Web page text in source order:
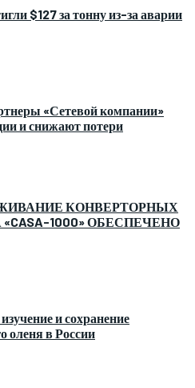
$127 за тонну из-за аварии
«Сетевой компании»
и снижают потери
КОНВЕРТОРНЫХ
1000» ОБЕСПЕЧЕНО
и сохранение
оленя в России